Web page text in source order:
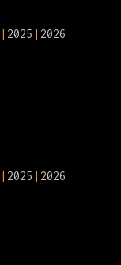
2025 2026
2025 2026